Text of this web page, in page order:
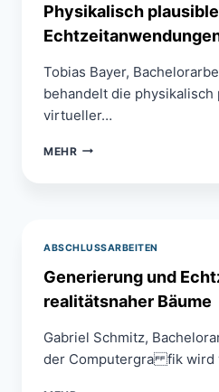
Physikalisch
Tobias Bayer,
behandelt die
virtueller…
MEHRPHYSIKALISCH
ABSCHLUSSARBEITEN
Generierung und
realitätsnaher Bäume
Gabriel Schmitz,
der Computergra fik wird